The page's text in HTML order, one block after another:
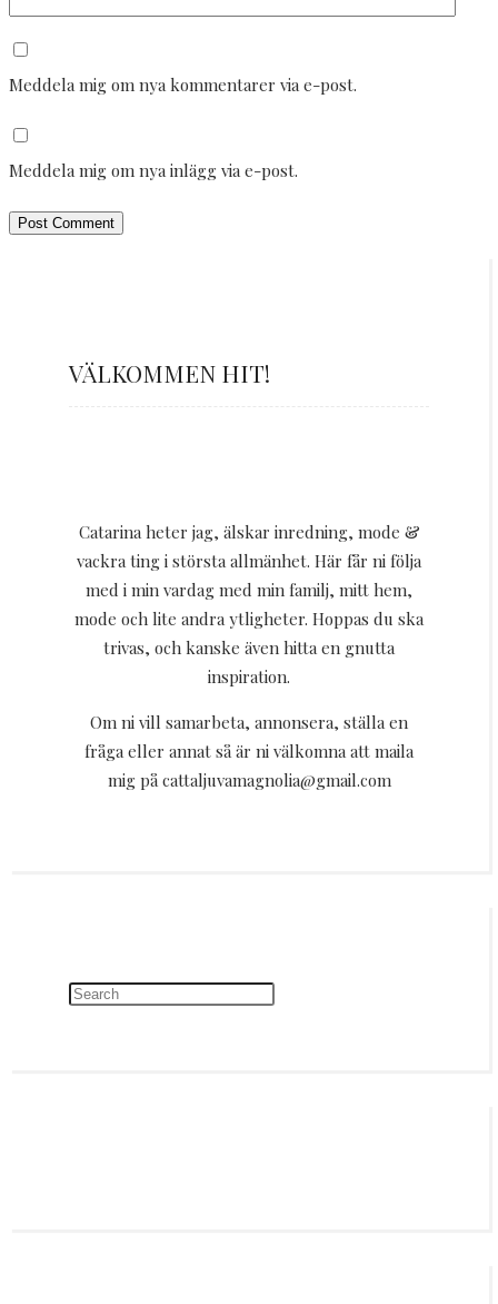
Meddela mig om nya kommentarer via e-post.
Meddela mig om nya inlägg via e-post.
VÄLKOMMEN HIT!
Catarina heter jag, älskar inredning, mode &
vackra ting i största allmänhet. Här får ni följa
med i min vardag med min familj, mitt hem,
mode och lite andra ytligheter. Hoppas du ska
trivas, och kanske även hitta en gnutta
inspiration.
Om ni vill samarbeta, annonsera, ställa en
fråga eller annat så är ni välkomna att maila
mig på cattaljuvamagnolia@gmail.com